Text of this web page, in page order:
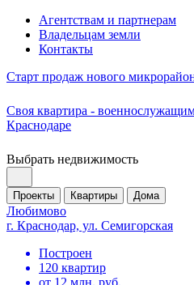
Агентствам и партнерам
Владельцам земли
Контакты
Старт продаж нового
Своя квартира -
Краснодаре
Выбрать недвижимость
Проекты Квартиры Дома
Любимово
г. Краснодар, ул. Семигорская
Построен
120 квартир
от 12 млн. руб.